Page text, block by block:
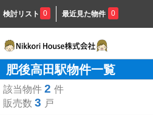
検討リスト 0 最近見た物件 0
肥後高田駅物件一覧
該当物件 2 件
販売数 3 戸